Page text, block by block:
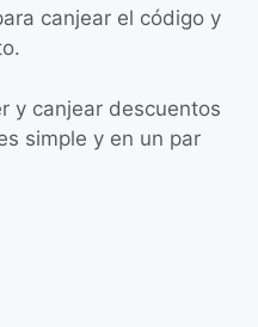
canjear el código y
y canjear descuentos
simple y en un par